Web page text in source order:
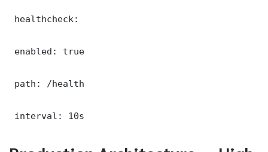
healthcheck:
enabled: true
path: /health
interval: 10s